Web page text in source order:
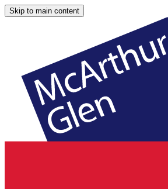
Skip to main content